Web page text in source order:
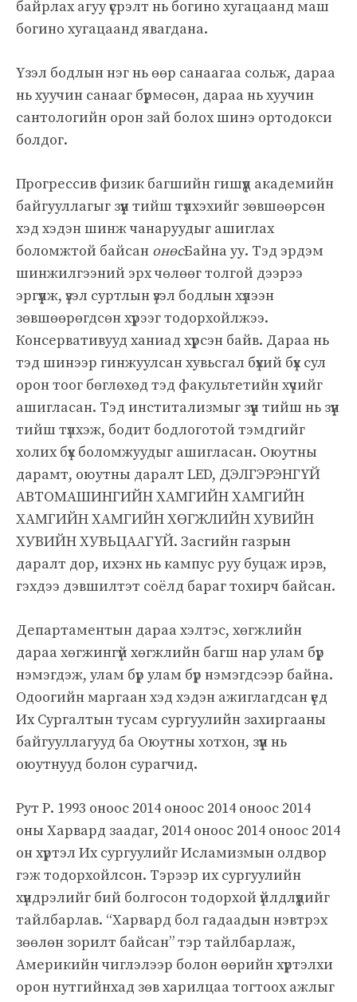
байрлах агуу үсрэлт нь богино хугацаанд маш
богино хугацаанд явагдана.
Үзэл бодлын нэг нь өөр санаагаа сольж, дараа
нь хуучин санааг бүрмөсөн, дараа нь хуучин
сантологийн орон зай болох шинэ ортодокси
болдог.
Прогрессив физик багшийн гишүүд академийн
байгууллагыг зүүн тийш түлхэхийг зөвшөөрсөн
хэд хэдэн шинж чанаруудыг ашиглах
боломжтой байсан онөсБайна уу. Тэд эрдэм
шинжилгээний эрх чөлөөг толгой дээрээ
эргүүлж, үзэл суртлын үзэл бодлын хүлээн
зөвшөөрөгдсөн хүрээг тодорхойлжээ.
Консервативууд ханиад хүрсэн байв. Дараа нь
тэд шинээр гинжуулсан хувьсгал бүхий бүх сул
орон тоог бөглөхөд тэд факультетийн хүчийг
ашигласан. Тэд инститализмыг зүүн тийш нь зүүн
тийш түлхэж, бодит бодлоготой тэмдгийг
холих бүх боломжуудыг ашигласан. Оюутны
дарамт, оюутны даралт LED, ДЭЛГЭРЭНГҮЙ
АВТОМАШИНГИЙН ХАМГИЙН ХАМГИЙН
ХАМГИЙН ХАМГИЙН ХӨГЖЛИЙН ХУВИЙН
ХУВИЙН ХУВЬЦААГҮЙ. Засгийн газрын
даралт дор, ихэнх нь кампус руу буцаж ирэв,
гэхдээ дэвшилтэт соёлд бараг тохирч байсан.
Департаментын дараа хэлтэс, хөгжлийн
дараа хөгжингүй хөгжлийн багш нар улам бүр
нэмэгдэж, улам бүр улам бүр нэмэгдсээр байна.
Одоогийн маргаан хэд хэдэн ажиглагдсан үед
Их Сургалтын тусам сургуулийн захиргааны
байгууллагууд ба Оюутны хотхон, зүүн нь
оюутнууд болон сурагчид.
Рут Р. 1993 оноос 2014 оноос 2014 оноос 2014
оны Харвард заадаг, 2014 оноос 2014 оноос 2014
он хүртэл Их сургуулийг Исламизмын олдвор
гэж тодорхойлсон. Тэрээр их сургуулийн
хүндрэлийг бий болгосон тодорхой үйлдлүүдийг
тайлбарлав. “Харвард бол гадаадын нэвтрэх
зөөлөн зорилт байсан” тэр тайлбарлаж,
Америкийн чиглэлээр болон өөрийн хүртэлхи
орон нутгийнхад зөв харилцаа тогтоох ажлыг